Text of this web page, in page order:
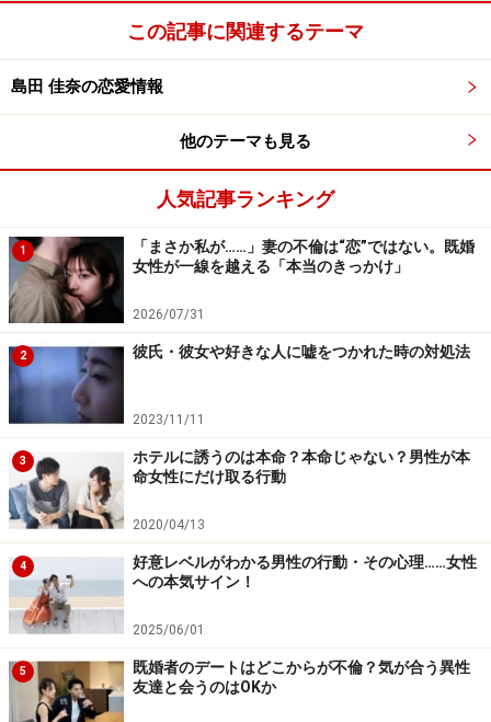
姑の甘やかし、妻のサービス精神、あるいは夫自身の思
い込みにより仕上がってしまった「家事に非協力な夫」
に対し、ただ「やって」と言うだけでは「なんで俺
が？」と返されるのがオチ。
まずは「家庭」そのものについて、夫婦共通の認識を定
義することからはじめてみて。よその家でも育った家で
もなく、夫婦2人で作り上げる世界に1つの「家庭」は、
夫と妻がどのように関わっていくのがベストか、意見を
出し合う「家族会議」をしてみましょう。
家事は「家の仕事」。夫婦は「我が家の共
同経営者」と心得て
家庭とは、社会における最小単位の組織。「家庭を運営
（経営）する」意識を夫婦で共有することは、「男が家
事をやるなんて」という昭和的な価値観を払拭するのに
効果的です。人間、目的がはっきり分かれば行動するも
の。「会社の経営者」としての役割（家事分担）を求め
れば、夫も家事に対する意識が変化してくるでしょう。
家庭を運営する基本は、快適に過ごせる環境を整えるこ
この記事に関連するテーマ
島田 佳奈の恋愛情報
他のテーマも見る
人気記事ランキング
1
「まさか私が……」妻の不倫は“恋”ではない。既婚
女性が一線を越える「本当のきっかけ」
2026/07/31
2 彼氏・彼女や好きな人に嘘をつかれた時の対処法
2023/11/11
3
ホテルに誘うのは本命？本命じゃない？男性が本
命女性にだけ取る行動
2020/04/13
4
好意レベルがわかる男性の行動・その心理……女性
への本気サイン！
2025/06/01
5
既婚者のデートはどこからが不倫？気が合う異性
友達と会うのはOKか